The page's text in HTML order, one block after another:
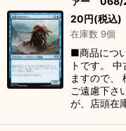
20円(税込)
在庫数 9個
■商品につ
トです。
ますので、
ご遠慮下さ
が、店頭在